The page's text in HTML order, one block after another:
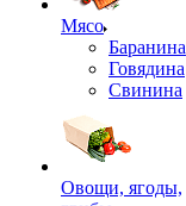
Мясо
Баранина
Говядина
Свинина
Овощи, ягоды,